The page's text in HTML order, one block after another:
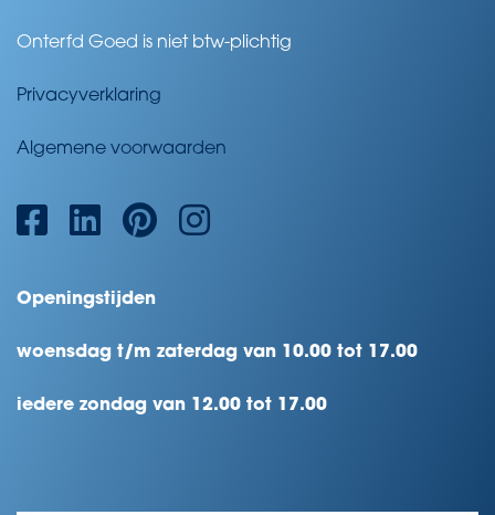
Onterfd Goed is niet btw-plichtig
Privacyverklaring
Algemene voorwaarden
Openingstijden
woensdag t/m zaterdag van 10.00 tot 17.00
iedere zondag van 12.00 tot 17.00